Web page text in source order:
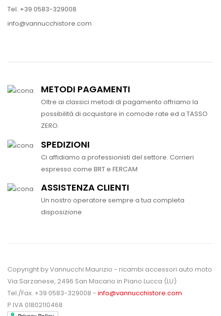
Tel. +39 0583-329008
info@vannucchistore.com
METODI PAGAMENTI
Oltre ai classici metodi di pagamento offriamo la
possibilità di acquistare in comode rate ed a TASSO
ZERO.
SPEDIZIONI
Ci affidiamo a professionisti del settore. Corrieri
espresso come BRT e FERCAM
ASSISTENZA CLIENTI
Un nostro operatore sempre a tua completa
disposizione
Copyright by Vannucchi Maurizio - ricambi accessori auto moto
Via Sarzanese, 2496 San Macario in Piano Lucca (LU)
Tel./Fax. +39 0583-329008 - info@vannucchistore.com
P.IVA 01802110468